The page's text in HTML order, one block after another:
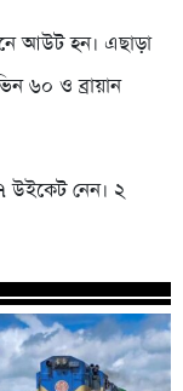
আউট হন। এছাড়া
৬০ ও ব্রায়ান
উইকেট নেন। ২